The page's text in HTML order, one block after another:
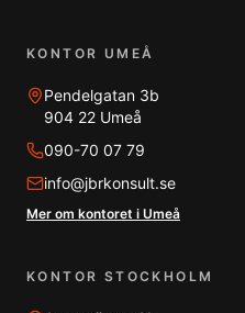
KONTOR UMEÅ
Pendelgatan 3b
904 22 Umeå
090-70 07 79
info@jbrkonsult.se
Mer om kontoret i Umeå
KONTOR STOCKHOLM